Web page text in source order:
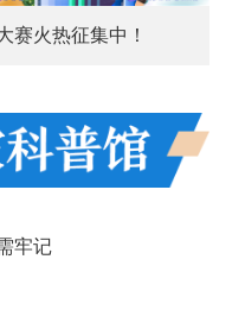
赛火热征集中！
牢记